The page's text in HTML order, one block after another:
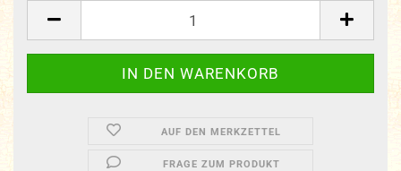
AUF DEN MERKZETTEL
FRAGE ZUM PRODUKT